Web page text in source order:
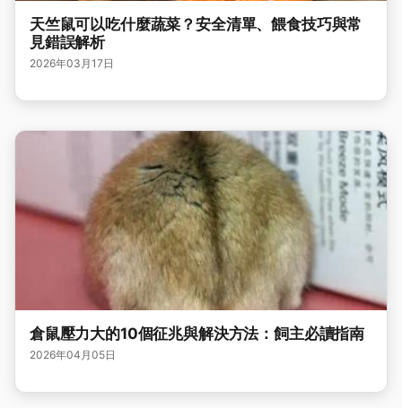
天竺鼠可以吃什麼蔬菜？安全清單、餵食技巧與常
見錯誤解析
2026年03月17日
倉鼠壓力大的10個征兆與解決方法：飼主必讀指南
2026年04月05日